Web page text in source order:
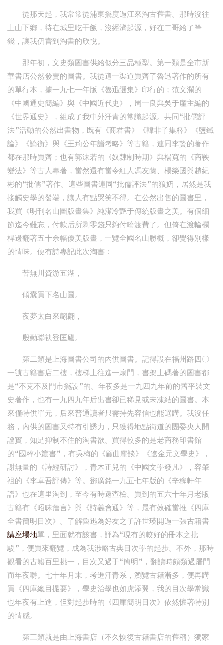
從那天起，我常常從浦東擺度過江來淘古舊書。那時沒往
上山下鄉，待在城里吃干飯，沒經濟起源，好在二哥給了筆
錢，讓我仍嘗到淘書的欣悅。
那年初，文史類圖書供給似分三品種型。第一類是全市新
華書店公然發賣的圖書。我從這一渠道買齊了魯迅著作的所有
的單行本，據一九七一年版《魯迅選集》印行的；范文瀾的
《中國通史簡編》與《中國近代史》，周一良與吳于廑主編的
《世界通史》，組成了我中外汗青的常識起源。共同“批儒評
法”活動的公然出書物，既有《商君書》《韓非子集釋》《鹽鐵
論》《論衡》與《王荊公年譜考略》等古籍，連同李贄的著作
都在那時買齊；也有郭沫若的《奴隸制時期》與楊寬的《商鞅
變法》等古人專著，當然還有當令紅人馮友蘭、楊榮國與趙紀
彬的“批儒”著作。這些圖書連同“批儒評法”的狼奶，居然是我
接觸史學的發端，讓人有點哭笑不得。在公然出售的圖書里，
我買《明刊名山圖版畫集》純潔冷艷于傳統版畫之美。有個細
節迄今難忘，付款后所剩零錢只夠付輪渡費了。但倚在渡輪欄
桿邊翻著五十余幅優美版畫，一覽全國名山勝概，卻覺得別樣
的情味。便有詩專記此次淘書：
苦無川資游五湖，
傾囊買下名山圖。
夜夢太白來翩翩，
殷勤聯袂登匡廬。
第二類是上海圖書公司的內供圖書。記得設在福州路四〇
一號古籍書店二樓，樓梯上往進一扇門，書架上碼著的圖書都
是“不克不及門市擺設”的。年夜多是一九四九年前的舊平裝文
史著作，也有一九四九年后出書卻已稀見或未凍結的圖書。本
來僅特供單元，后來普通讀者只需持先容信也能選購。我沒任
務，內供的圖書又特有引誘力，只獲得地點街道的團委央人開
證實，知足抑制不住的淘書欲。買得較多的是老商務印書館
的“國粹小叢書”，有吳梅的《顧曲麈談》《遼金元文學史》，
謝無量的《詩經研討》，青木正兒的《中國文學發凡》，容肇
祖的《李卓吾評傳》等。鄧廣銘一九五七年版的《辛稼軒年
譜》也在這里淘到，至今有時還查檢。買到的五六十年月老版
古籍有《昭昧詹言》與《詩義會通》等，最有效確當推《四庫
全書簡明目次》。了解魯迅為好友之子許世瑛開過一張古籍書
講座場地單，里面就有該書，評為“現有的較好的冊本之批
駁”，便買來翻覽，成為我涉略古典目次學的起步。不外，那時
觀看的古籍百里挑一，目次又過于“簡明”，翻讀時頗類過屠門
而年夜嚼。七十年月末，考進汗青系，瀏覽古籍漸多，便再購
買《四庫總目撮要》，學史治學也如虎添翼，我的目次學常識
也年夜有上進，但對起步時的《四庫簡明目次》依然懷著特別
的情感。
第三類就是由上海書店（不久恢復古籍書店的舊稱）獨家